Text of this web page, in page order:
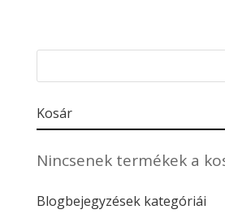
Kosár
Nincsenek termékek a
Blogbejegyzések kategóriái